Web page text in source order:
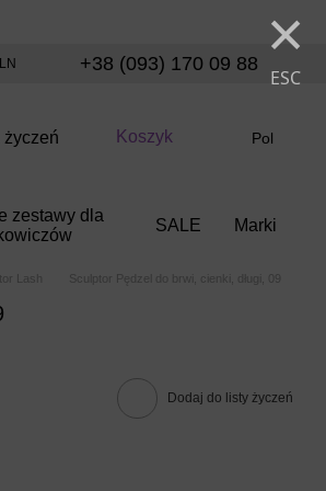
×
ESC
+38 (093) 170 09 88
życzeń Koszyk Pol
zestawy dla
SALE Marki
Lash Sculptor Pędzel do brwi, cienki, długi, 09
Dodaj do listy życzeń